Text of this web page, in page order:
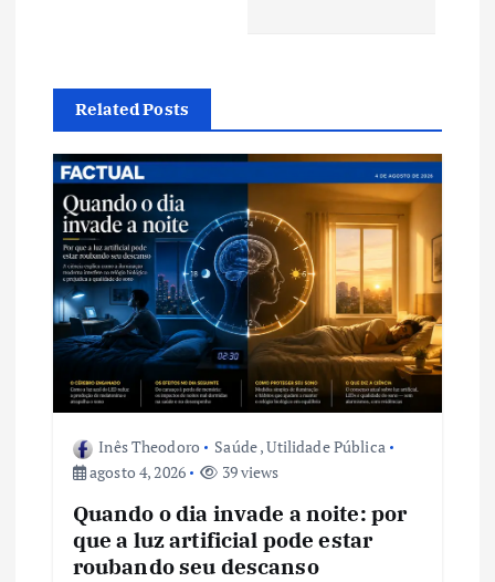
ã
d
e
Related Posts
Inês Theodoro Saúde,Utilidade Pública
agosto 4, 2026
39 views
Quando o dia invade a noite: por
que a luz artificial pode estar
roubando seu descanso